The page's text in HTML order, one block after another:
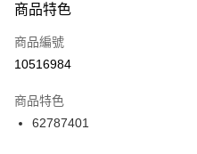
３．安心：先確認商品／服務後，再
【「AFTEE先享後付」結帳流程】
１．於結帳方式選擇「AFTEE先享
２．訂單成立數日內，您將收到繳費
３．收到繳費通知簡訊後14天內，
ATM／網路銀行／等多元方式進行付
每筆NT$100，滿NT$1,500(含以
宅配
每筆NT$100，滿NT$1,500(含以
付款後門市自取
每筆NT$100，滿NT$1,500(含以
商品特色
商品編號
10516984
商品特色
62787401